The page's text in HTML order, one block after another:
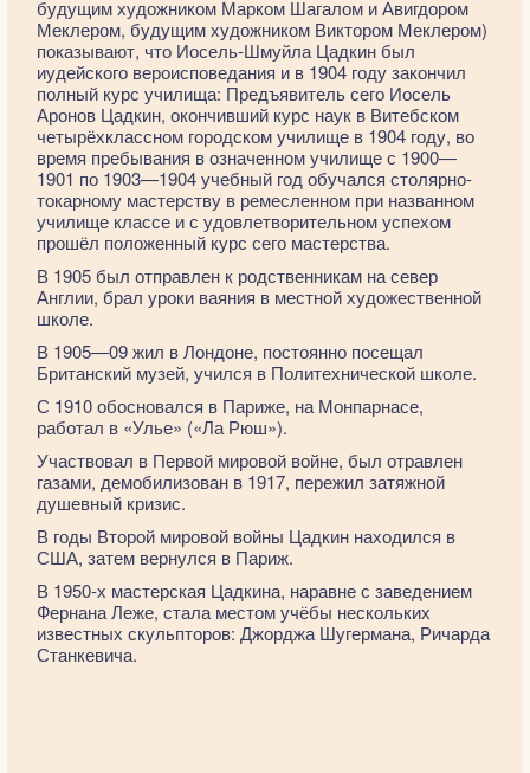
будущим художником Марком Шагалом и Авигдором
Меклером, будущим художником Виктором Меклером)
показывают, что Иосель-Шмуйла Цадкин был
иудейского вероисповедания и в 1904 году закончил
полный курс училища: Предъявитель сего Иосель
Аронов Цадкин, окончивший курс наук в Витебском
четырёхклассном городском училище в 1904 году, во
время пребывания в означенном училище с 1900—
1901 по 1903—1904 учебный год обучался столярно-
токарному мастерству в ремесленном при названном
училище классе и с удовлетворительном успехом
прошёл положенный курс сего мастерства.
В 1905 был отправлен к родственникам на север
Англии, брал уроки ваяния в местной художественной
школе.
В 1905—09 жил в Лондоне, постоянно посещал
Британский музей, учился в Политехнической школе.
С 1910 обосновался в Париже, на Монпарнасе,
работал в «Улье» («Ла Рюш»).
Участвовал в Первой мировой войне, был отравлен
газами, демобилизован в 1917, пережил затяжной
душевный кризис.
В годы Второй мировой войны Цадкин находился в
США, затем вернулся в Париж.
В 1950-х мастерская Цадкина, наравне с заведением
Фернана Леже, стала местом учёбы нескольких
известных скульпторов: Джорджа Шугермана, Ричарда
Станкевича.